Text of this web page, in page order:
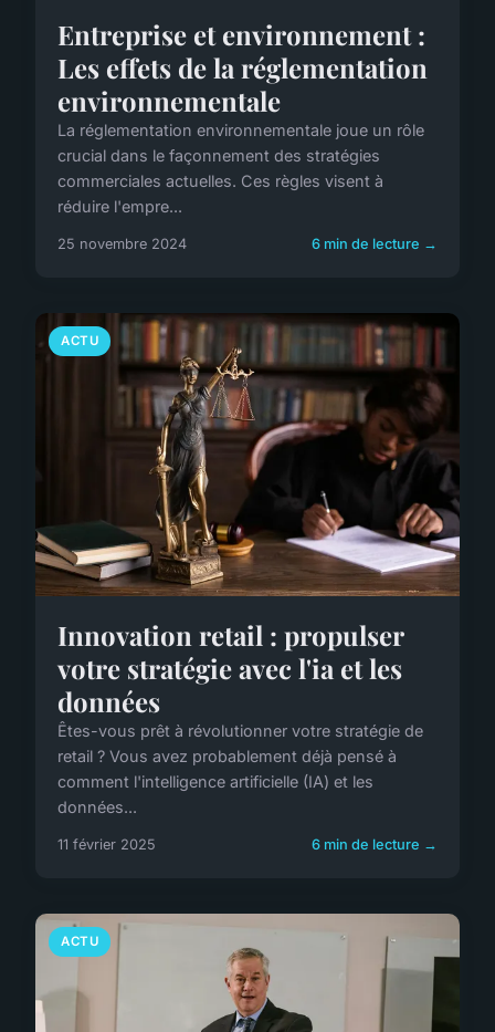
Entreprise et environnement :
Les effets de la réglementation
environnementale
La réglementation environnementale joue un rôle
crucial dans le façonnement des stratégies
commerciales actuelles. Ces règles visent à
réduire l'empre...
25 novembre 2024 6 min de lecture →
ACTU
Innovation retail : propulser
votre stratégie avec l'ia et les
données
Êtes-vous prêt à révolutionner votre stratégie de
retail ? Vous avez probablement déjà pensé à
comment l'intelligence artificielle (IA) et les
données...
11 février 2025 6 min de lecture →
ACTU